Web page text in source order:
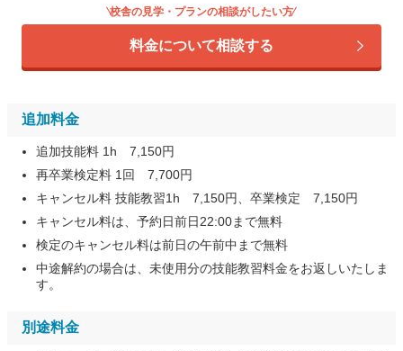
校舎の見学・プランの相談がしたい方
料金について相談する
追加料金
追加技能料 1h 7,150円
再卒業検定料 1回 7,700円
キャンセル料 技能教習1h 7,150円、卒業検定 7,150円
キャンセル料は、予約日前日22:00まで無料
検定のキャンセル料は前日の午前中まで無料
中途解約の場合は、未使用分の技能教習料金をお返しいたしま
す。
別途料金